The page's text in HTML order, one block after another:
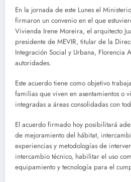
En la jornada de este Lunes el
firmaron un convenio en el que
Vivienda Irene Moreira, el arquitecto
presidente de MEVIR, titular de la
Integración Social y Urbana, Florencia
autoridades.
Este acuerdo tiene como objetivo
familias que viven en asentamientos o
integradas a áreas consolidadas con
El acuerdo firmado hoy posibilitará
de mejoramiento del hábitat,
experiencias y metodologías de
intercambio técnico, habilitar el uso
equipamiento y tecnología para el